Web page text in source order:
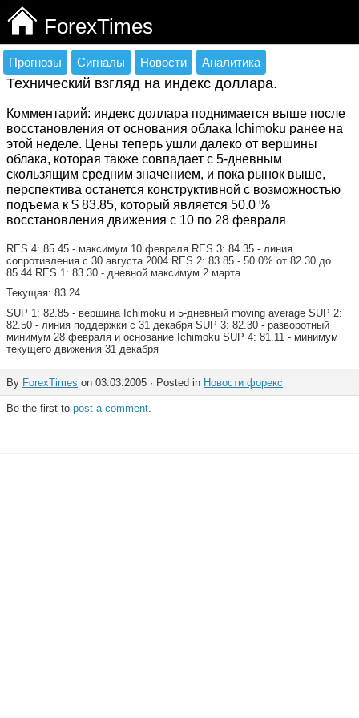
ForexTimes
Прогнозы Сигналы Новости Аналитика
Технический взгляд на индекс доллара.
Комментарий: индекс доллара поднимается выше после
восстановления от основания облака Ichimoku ранее на
этой неделе. Цены теперь ушли далеко от вершины
облака, которая также совпадает с 5-дневным
скользящим средним значением, и пока рынок выше,
перспектива останется конструктивной с возможностью
подъема к $ 83.85, который является 50.0 %
восстановления движения с 10 по 28 февраля
RES 4: 85.45 - максимум 10 февраля RES 3: 84.35 - линия
сопротивления с 30 августа 2004 RES 2: 83.85 - 50.0% от 82.30 до
85.44 RES 1: 83.30 - дневной максимум 2 марта
Текущая: 83.24
SUP 1: 82.85 - вершина Ichimoku и 5-дневный moving average SUP 2:
82.50 - линия поддержки с 31 декабря SUP 3: 82.30 - разворотный
минимум 28 февраля и основание Ichimoku SUP 4: 81.11 - минимум
текущего движения 31 декабря
By ForexTimes on 03.03.2005 · Posted in Новости форекс
Be the first to post a comment.